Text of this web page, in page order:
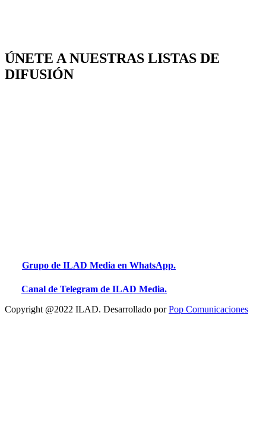
ÚNETE A NUESTRAS LISTAS DE
DIFUSIÓN
Grupo de ILAD Media en WhatsApp.
Canal de Telegram de ILAD Media.
Copyright @2022 ILAD. Desarrollado porPop Comunicaciones